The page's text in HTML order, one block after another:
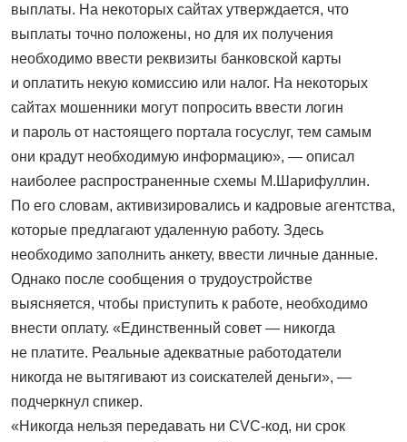
выплаты. На некоторых сайтах утверждается, что
выплаты точно положены, но для их получения
необходимо ввести реквизиты банковской карты
и оплатить некую комиссию или налог. На некоторых
сайтах мошенники могут попросить ввести логин
и пароль от настоящего портала госуслуг, тем самым
они крадут необходимую информацию», — описал
наиболее распространенные схемы М.Шарифуллин.
По его словам, активизировались и кадровые агентства,
которые предлагают удаленную работу. Здесь
необходимо заполнить анкету, ввести личные данные.
Однако после сообщения о трудоустройстве
выясняется, чтобы приступить к работе, необходимо
внести оплату. «Единственный совет — никогда
не платите. Реальные адекватные работодатели
никогда не вытягивают из соискателей деньги», —
подчеркнул спикер.
«Никогда нельзя передавать ни CVC-код, ни срок